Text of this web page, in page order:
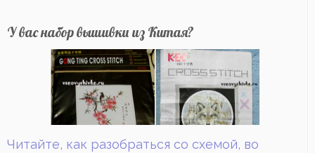
У вас набор вышивки из Китая?
Читайте, как разобраться со схемой, во